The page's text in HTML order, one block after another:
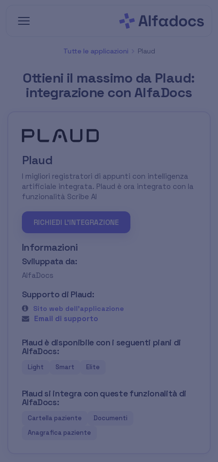
Tutte le applicazioni Plaud
Ottieni il massimo da Plaud:
integrazione con AlfaDocs
Plaud
I migliori registratori di appunti con intelligenza
artificiale integrata. Plaud è ora integrato con la
funzionalità Scribe AI
RICHIEDI L'INTEGRAZIONE
Informazioni
Sviluppata da:
AlfaDocs
Supporto di Plaud:
Sito web dell'applicazione
Email di supporto
Plaud è disponibile con i seguenti piani di
AlfaDocs:
Light Smart Elite
Plaud si integra con queste funzionalità di
AlfaDocs:
Cartella paziente
Documenti
Anagrafica paziente